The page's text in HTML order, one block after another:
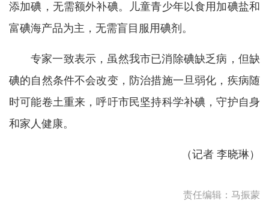
添加碘，无需额外补碘。儿童青少年以食用加碘盐和
富碘海产品为主，无需盲目服用碘剂。
专家一致表示，虽然我市已消除碘缺乏病，但缺
碘的自然条件不会改变，防治措施一旦弱化，疾病随
时可能卷土重来，呼吁市民坚持科学补碘，守护自身
和家人健康。
（记者 李晓琳）
责任编辑：马振蒙